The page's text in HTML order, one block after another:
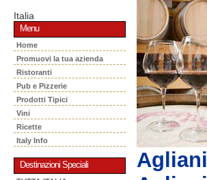
Italia
Menu
Home
Promuovi la tua azienda
Ristoranti
Pub e Pizzerie
Prodotti Tipici
Vini
Ricette
Italy Info
Destinazioni Speciali